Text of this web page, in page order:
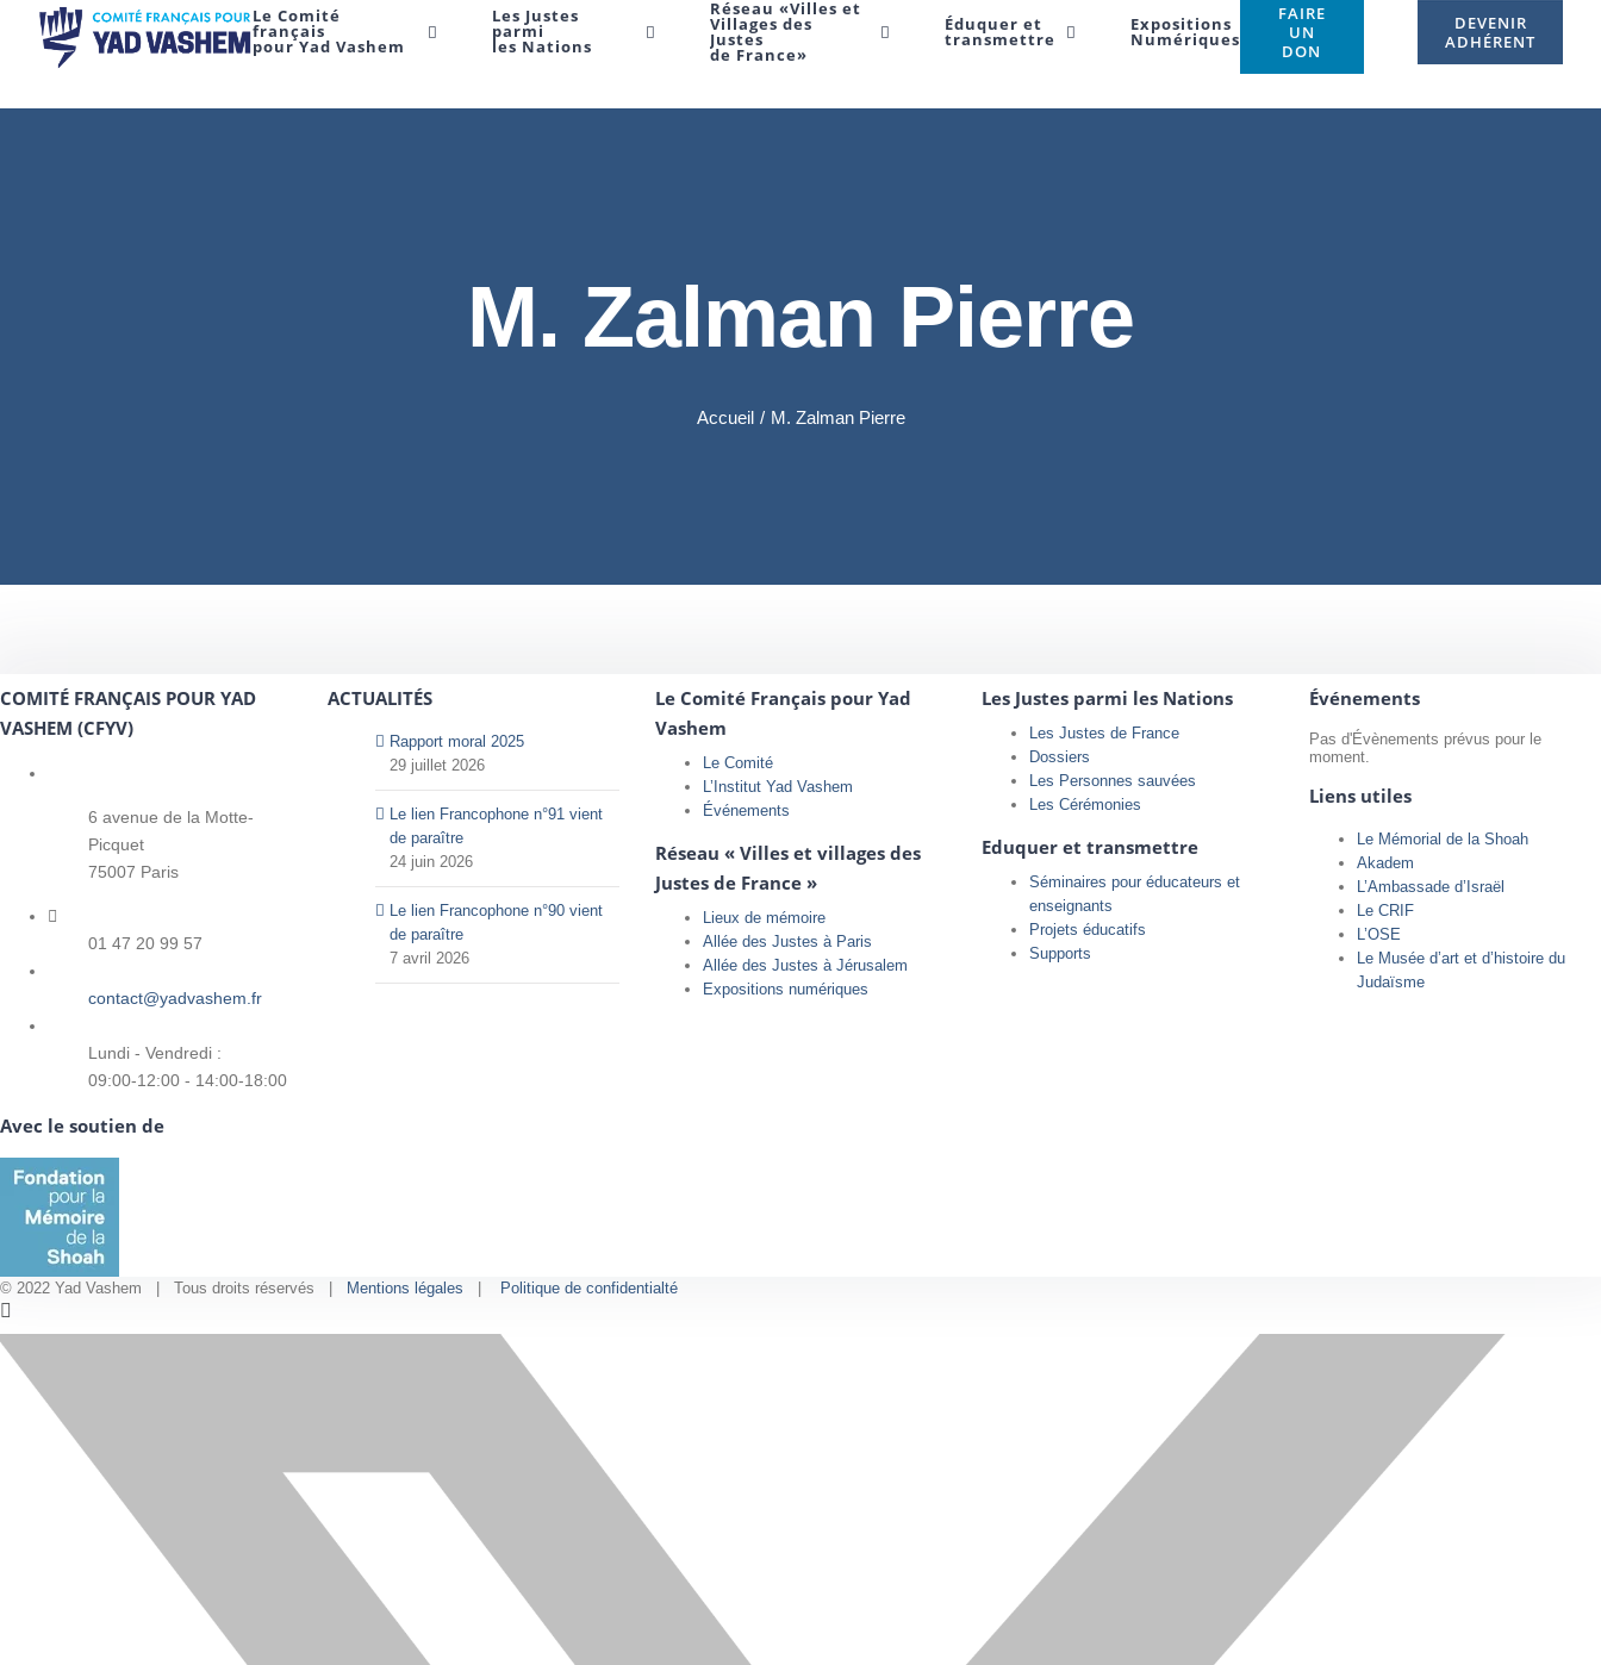
Le Comité
français
pour Yad Vashem
Les Justes
parmi
les Nations
Réseau «Villes et
Villages des
Justes
de France»
Éduquer et
transmettre
Expositions
Numériques
FAIRE
UN
DON
DEVENIR
ADHÉRENT
M. Zalman Pierre
Accueil / M. Zalman Pierre
COMITÉ FRANÇAIS POUR YAD
VASHEM (CFYV)
6 avenue de la Motte-
Picquet
75007 Paris
01 47 20 99 57
contact@yadvashem.fr
Lundi - Vendredi :
09:00-12:00 - 14:00-18:00
Avec le soutien de
ACTUALITÉS
Rapport moral 2025
29 juillet 2026
Le lien Francophone n°91 vient
de paraître
24 juin 2026
Le lien Francophone n°90 vient
de paraître
7 avril 2026
Le Comité Français pour Yad
Vashem
Le Comité
L’Institut Yad Vashem
Événements
Réseau « Villes et villages des
Justes de France »
Lieux de mémoire
Allée des Justes à Paris
Allée des Justes à Jérusalem
Expositions numériques
Les Justes parmi les Nations
Les Justes de France
Dossiers
Les Personnes sauvées
Les Cérémonies
Eduquer et transmettre
Séminaires pour éducateurs et
enseignants
Projets éducatifs
Supports
Événements
Pas d'Évènements prévus pour le
moment.
Liens utiles
Le Mémorial de la Shoah
Akadem
L’Ambassade d’Israël
Le CRIF
L’OSE
Le Musée d’art et d’histoire du
Judaïsme
© 2022 Yad Vashem | Tous droits réservés | Mentions légales | Politique de confidentialté
X